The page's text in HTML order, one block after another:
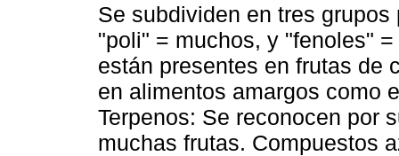
Se subdividen en tres
"poli" = muchos, y "fenoles"
están presentes en frutas de
en alimentos amargos como
Terpenos: Se reconocen por
muchas frutas. Compuestos